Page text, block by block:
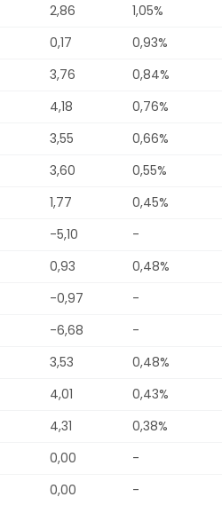
2,86 1,05%
0,17 0,93%
3,76 0,84%
4,18 0,76%
3,55 0,66%
3,60 0,55%
1,77 0,45%
-5,10 -
0,93 0,48%
-0,97 -
-6,68 -
3,53 0,48%
4,01 0,43%
4,31 0,38%
0,00 -
0,00 -